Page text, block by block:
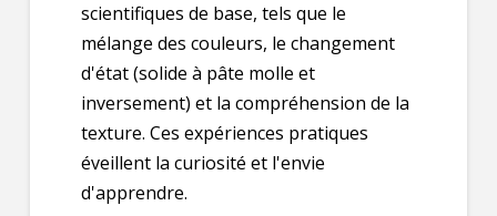
scientifiques de base, tels que le
mélange des couleurs, le changement
d'état (solide à pâte molle et
inversement) et la compréhension de la
texture. Ces expériences pratiques
éveillent la curiosité et l'envie
d'apprendre.